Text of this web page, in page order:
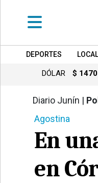
DEPORTES
LOCALES
DEPORTES
DÓLAR $ 1470
Diario Junín |
Agostina
En
en